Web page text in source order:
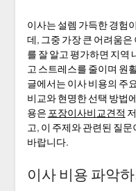
이사는 설렘 가득한 경험
데, 그중 가장 큰 어려움
를 잘 알고 평가하면 지역
고 스트레스를 줄이며 원
글에서는 이사 비용의 주
비교와 현명한 선택 방법
용은 포장이사비교견적
고, 이 주제와 관련된 질
바랍니다.
이사 비용 파악